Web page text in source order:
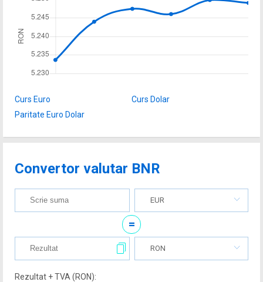
Curs Euro
Curs Dolar
Paritate Euro Dolar
Convertor valutar BNR
EUR
=
RON
Rezultat + TVA (RON):